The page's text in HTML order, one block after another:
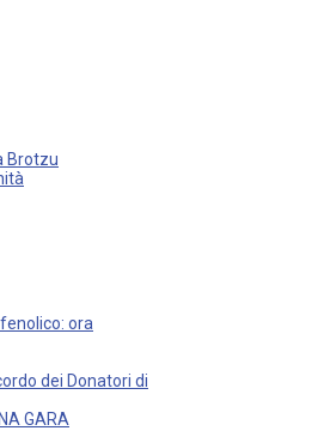
Brotzu
ora
dei Donatori di
GARA